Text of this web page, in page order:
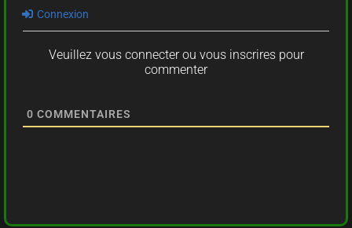
Connexion
Veuillez vous connecter ou vous inscrires pour
commenter
0 COMMENTAIRES